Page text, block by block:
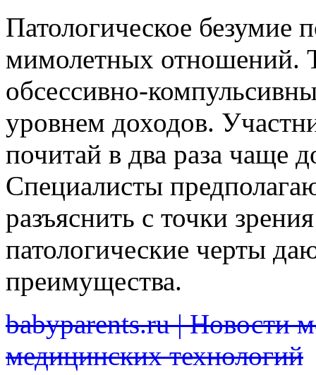
Патологическое безумие
мимолетных отношений.
обсессивно-
уровнем доходов.
почитай в два раза чаще
Специалисты
разъяснить с точки
патологические черты
преимущества.
babyparents.ru | Новости
медицинских технологий